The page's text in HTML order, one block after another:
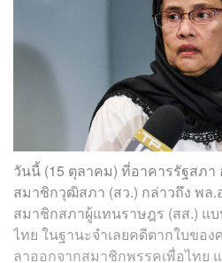
วันนี้ (15 ตุลาคม) ที่อาคารรัฐสภ
สมาชิกวุฒิสภา (สว.) กล่าวถึง พล
สมาชิกสภาผู้แทนราษฎร (สส.) แ
ไทย ในฐานะจำเลยคดีตากใบขอ
ลาออกจากสมาชิกพรรคเพื่อไทย